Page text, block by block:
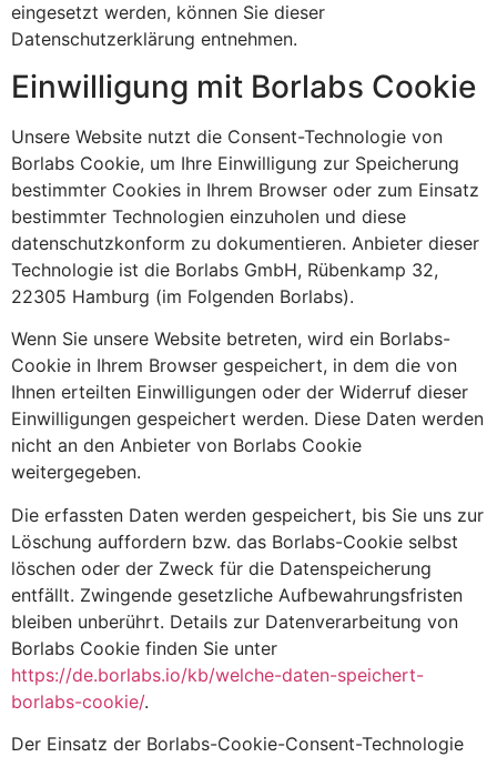
eingesetzt werden, können Sie dieser
Datenschutzerklärung entnehmen.
Einwilligung mit Borlabs Cookie
Unsere Website nutzt die Consent-Technologie von
Borlabs Cookie, um Ihre Einwilligung zur Speicherung
bestimmter Cookies in Ihrem Browser oder zum Einsatz
bestimmter Technologien einzuholen und diese
datenschutzkonform zu dokumentieren. Anbieter dieser
Technologie ist die Borlabs GmbH, Rübenkamp 32,
22305 Hamburg (im Folgenden Borlabs).
Wenn Sie unsere Website betreten, wird ein Borlabs-
Cookie in Ihrem Browser gespeichert, in dem die von
Ihnen erteilten Einwilligungen oder der Widerruf dieser
Einwilligungen gespeichert werden. Diese Daten werden
nicht an den Anbieter von Borlabs Cookie
weitergegeben.
Die erfassten Daten werden gespeichert, bis Sie uns zur
Löschung auffordern bzw. das Borlabs-Cookie selbst
löschen oder der Zweck für die Datenspeicherung
entfällt. Zwingende gesetzliche Aufbewahrungsfristen
bleiben unberührt. Details zur Datenverarbeitung von
Borlabs Cookie finden Sie unter
https://de.borlabs.io/kb/welche-daten-speichert-
borlabs-cookie/.
Der Einsatz der Borlabs-Cookie-Consent-Technologie